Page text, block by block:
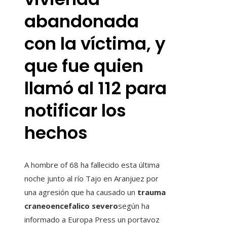
abandonada
con la víctima, y
​​​​que fue quien
llamó al 112 para
notificar los
hechos
A hombre of 68 ha fallecido esta última
noche junto al río Tajo en Aranjuez por
una agresión que ha causado un trauma
craneoencefalico severosegún ha
informado a Europa Press un portavoz